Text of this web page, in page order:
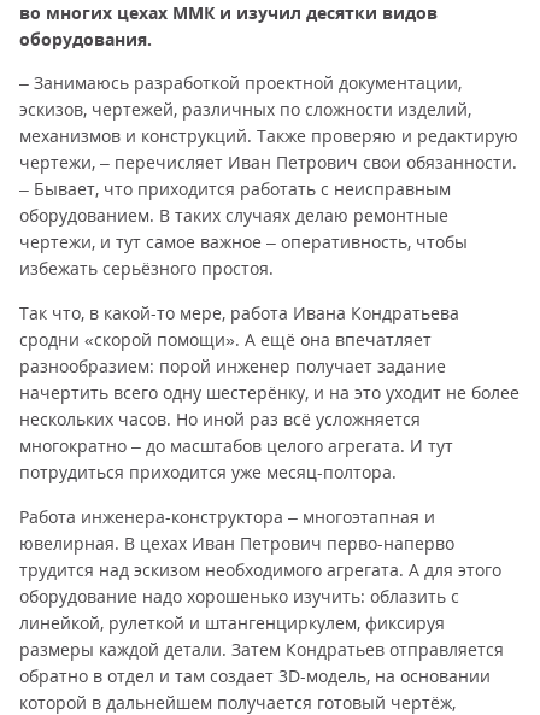
во многих цехах ММК и изучил десятки видов
оборудования.
– Занимаюсь разработкой проектной документации,
эскизов, чертежей, различных по сложности изделий,
механизмов и конструкций. Также проверяю и редактирую
чертежи, – перечисляет Иван Петрович свои обязанности.
– Бывает, что приходится работать с неисправным
оборудованием. В таких случаях делаю ремонтные
чертежи, и тут самое важное – оперативность, чтобы
избежать серьёзного простоя.
Так что, в какой-то мере, работа Ивана Кондратьева
сродни «скорой помощи». А ещё она впечатляет
разнообразием: порой инженер получает задание
начертить всего одну шестерёнку, и на это уходит не более
нескольких часов. Но иной раз всё усложняется
многократно – до масштабов целого агрегата. И тут
потрудиться приходится уже месяц-полтора.
Работа инженера-конструктора – многоэтапная и
ювелирная. В цехах Иван Петрович перво-наперво
трудится над эскизом необходимого агрегата. А для этого
оборудование надо хорошенько изучить: облазить с
линейкой, рулеткой и штангенциркулем, фиксируя
размеры каждой детали. Затем Кондратьев отправляется
обратно в отдел и там создает 3D-модель, на основании
которой в дальнейшем получается готовый чертёж,